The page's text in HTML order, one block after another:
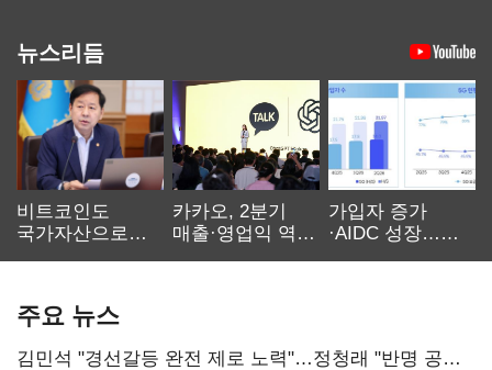
뉴스리듬
비트코인도
국가자산으로…'
카카오, 2분기
매출·영업익 역대
가입자 증가
·AIDC 성장…
주요 뉴스
김민석 "경선갈등 완전 제로 노력"…정청래 "반명 공세